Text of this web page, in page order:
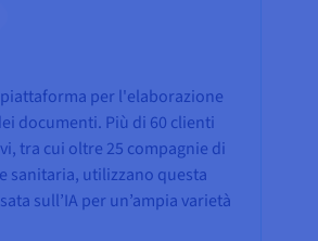
per l'elaborazione
documenti. Più di 60 clienti
tra cui oltre 25 compagnie di
sanitaria, utilizzano questa
sull’IA per un’ampia varietà